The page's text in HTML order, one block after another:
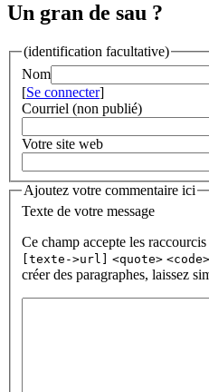
Un gran de sau ?
(identification facultative)
Nom
[Se connecter]
Courriel (non publié)
Votre site web
Ajoutez votre commentaire ici
Texte de votre message
Ce champ accepte les
[texte->url]
<quote> <code>
créer des paragraphes, laissez